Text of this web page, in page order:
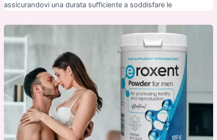
assicurandovi una durata sufficiente a soddisfare le